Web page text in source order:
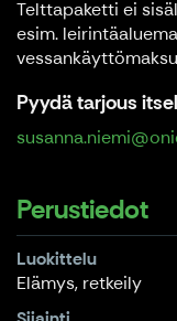
Telttapaketti ei
esim.
Pyydä tarjous
Perustiedot
Luokittelu
Elämys, retkeily